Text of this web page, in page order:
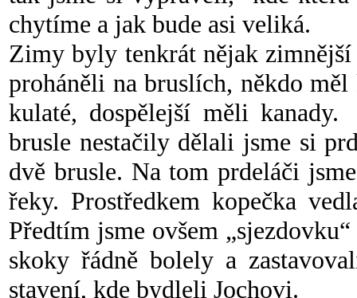
chytíme a jak bude asi veliká.
Zimy byly tenkrát nějak
proháněli na bruslích, někdo
kulaté, dospělejší měli
brusle nestačily dělali jsme si
dvě brusle. Na tom prdeláči
řeky. Prostředkem kopečka
Předtím jsme ovšem
skoky řádně bolely a
stavení, kde bydleli Jochovi.